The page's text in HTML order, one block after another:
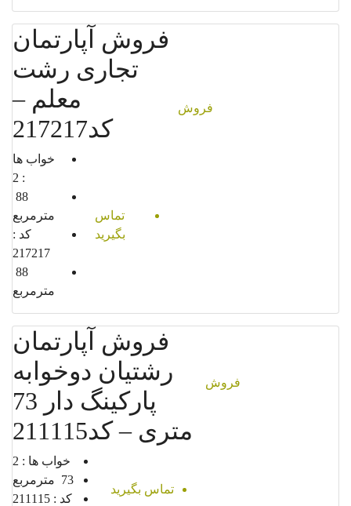
فروش
فروش آپارتمان
تجاری رشت
معلم –
کد217217
تماس
بگیرید
خواب ها
88
مترمربع
کد :
217217
88
مترمربع
فروش
فروش آپارتمان
رشتیان دوخوابه
پارکینگ دار 73
متری – کد211115
تماس بگیرید
خواب ها : 2
73 مترمربع
کد : 211115